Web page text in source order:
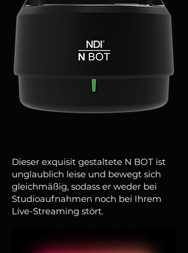
Dieser exquisit gestaltete N BOT ist
unglaublich leise und bewegt sich
gleichmäßig, sodass er weder bei
Studioaufnahmen noch bei Ihrem
Live-Streaming stört.